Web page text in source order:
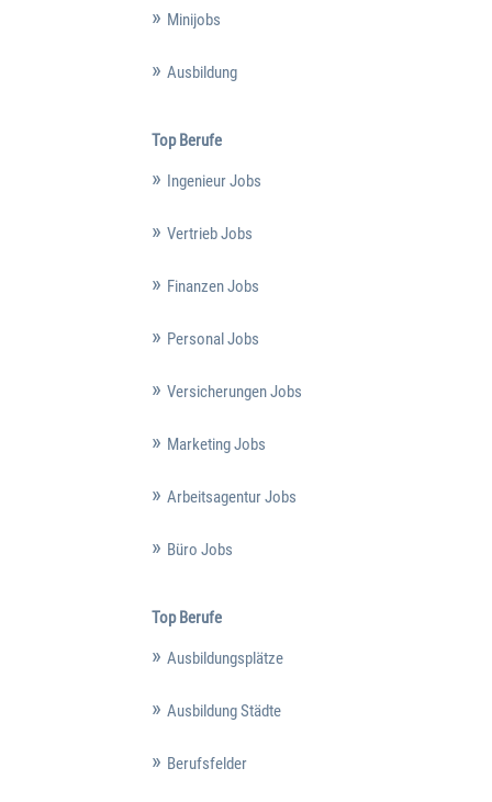
Minijobs
Ausbildung
Top Berufe
Ingenieur Jobs
Vertrieb Jobs
Finanzen Jobs
Personal Jobs
Versicherungen Jobs
Marketing Jobs
Arbeitsagentur Jobs
Büro Jobs
Top Berufe
Ausbildungsplätze
Ausbildung Städte
Berufsfelder